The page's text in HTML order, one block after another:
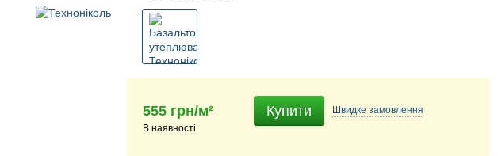
555 грн/м²
В наявності
Купити Швидке замовлення